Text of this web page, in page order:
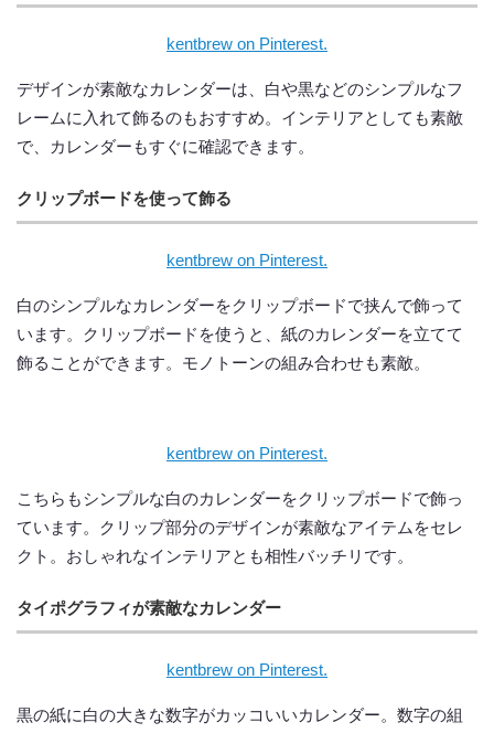
kentbrew on Pinterest.
デザインが素敵なカレンダーは、白や黒などのシンプルなフ
レームに入れて飾るのもおすすめ。インテリアとしても素敵
で、カレンダーもすぐに確認できます。
クリップボードを使って飾る
kentbrew on Pinterest.
白のシンプルなカレンダーをクリップボードで挟んで飾って
います。クリップボードを使うと、紙のカレンダーを立てて
飾ることができます。モノトーンの組み合わせも素敵。
kentbrew on Pinterest.
こちらもシンプルな白のカレンダーをクリップボードで飾っ
ています。クリップ部分のデザインが素敵なアイテムをセレ
クト。おしゃれなインテリアとも相性バッチリです。
タイポグラフィが素敵なカレンダー
kentbrew on Pinterest.
黒の紙に白の大きな数字がカッコいいカレンダー。数字の組